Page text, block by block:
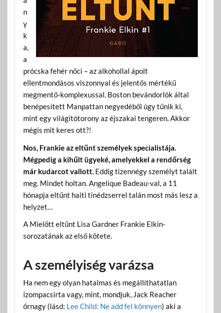
n
y
k
a,
a
prócska fehér nőci – az alkohollal ápolt
ellentmondásos viszonnyal és jelentős mértékű
megmentő-komplexussal. Boston bevándorlók által
benépesített Manpattan negyedéből úgy tűnik ki,
mint egy világítótorony az éjszakai tengeren. Akkor
mégis mit keres ott?!
Nos, Frankie az eltűnt személyek specialistája.
Mégpedig a kihűlt ügyeké, amelyekkel a rendőrség
már kudarcot vallott. Eddig tizennégy személyt talált
meg. Mindet holtan. Angelique Badeau-val, a 11
hónapja eltűnt haiti tinédzserrel talán most más lesz a
helyzet…
A Mielőtt eltűnt Lisa Gardner Frankie Elkin-
sorozatának az első kötete.
A személyiség varázsa
Ha nem egy olyan hatalmas és megállíthatatlan
izompacsirta vagy, mint, mondjuk, Jack Reacher
őrnagy (lásd: Lee Child: Ne add fel könnyen) aki a